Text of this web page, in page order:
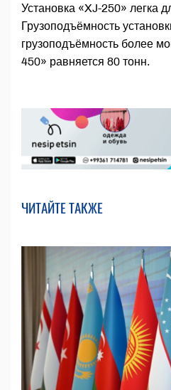
Установка «XJ-250» легка
Грузоподъёмность
грузоподъёмность более
450» равняется 80 тонн.
ЧИТАЙТЕ ТАКЖЕ